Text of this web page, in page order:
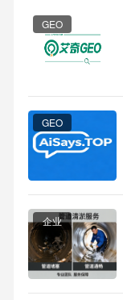
GEO
GEO
企业